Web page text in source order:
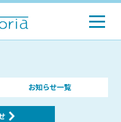
お知らせ一覧